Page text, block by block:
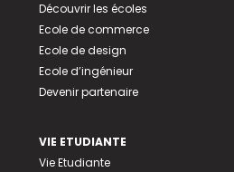
Découvrir les écoles
Ecole de commerce
Ecole de design
Ecole d’ingénieur
Devenir partenaire
VIE ETUDIANTE
Vie Etudiante